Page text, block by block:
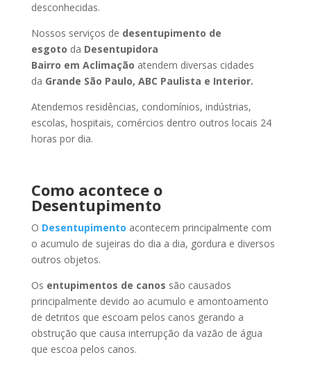
desconhecidas.
Nossos serviços de desentupimento de
esgoto da Desentupidora
Bairro em Aclimação atendem diversas cidades
da Grande São Paulo, ABC Paulista e Interior.
Atendemos residências, condomínios, indústrias,
escolas, hospitais, comércios dentro outros locais 24
horas por dia.
Como acontece o
Desentupimento
O Desentupimento acontecem principalmente com
o acumulo de sujeiras do dia a dia, gordura e diversos
outros objetos.
Os entupimentos de canos são causados
principalmente devido ao acumulo e amontoamento
de detritos que escoam pelos canos gerando a
obstrução que causa interrupção da vazão de água
que escoa pelos canos.